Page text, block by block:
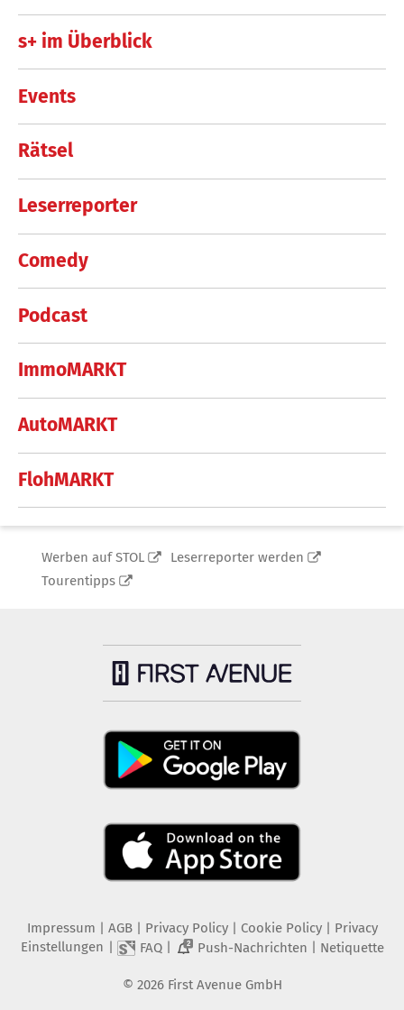
s+ im Überblick
Events
Rätsel
Leserreporter
Comedy
Podcast
ImmoMARKT
AutoMARKT
FlohMARKT
Werben auf STOL
Leserreporter werden
Tourentipps
Impressum AGB Privacy Policy| Cookie Policy| Privacy
Einstellungen
FAQ| 2 Push-Nachrichten Netiquette
© 2026 First Avenue GmbH